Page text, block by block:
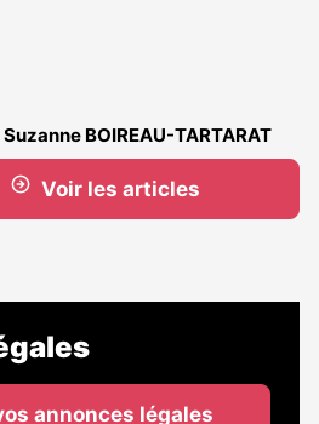
Suzanne BOIREAU-TARTARAT
Voir les articles
annonces légales